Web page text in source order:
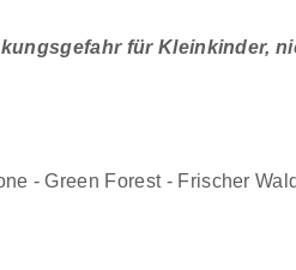
für Kleinkinder,
- Green Forest - Frischer